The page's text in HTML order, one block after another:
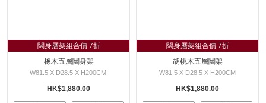
闊身層架組合價 7折
橡木五層闊身架
W81.5 X D28.5 X H200CM.
HK$1,880.00
闊身層架組合價 7折
胡桃木五層闊架
W81.5 X D28.5 X H200CM
HK$1,880.00